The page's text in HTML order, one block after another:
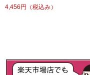
4,456円 （税込み）